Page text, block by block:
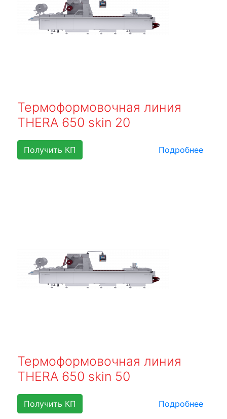
Термоформовочная линия
THERA 650 skin 20
Получить КП Подробнее
Термоформовочная линия
THERA 650 skin 50
Получить КП Подробнее